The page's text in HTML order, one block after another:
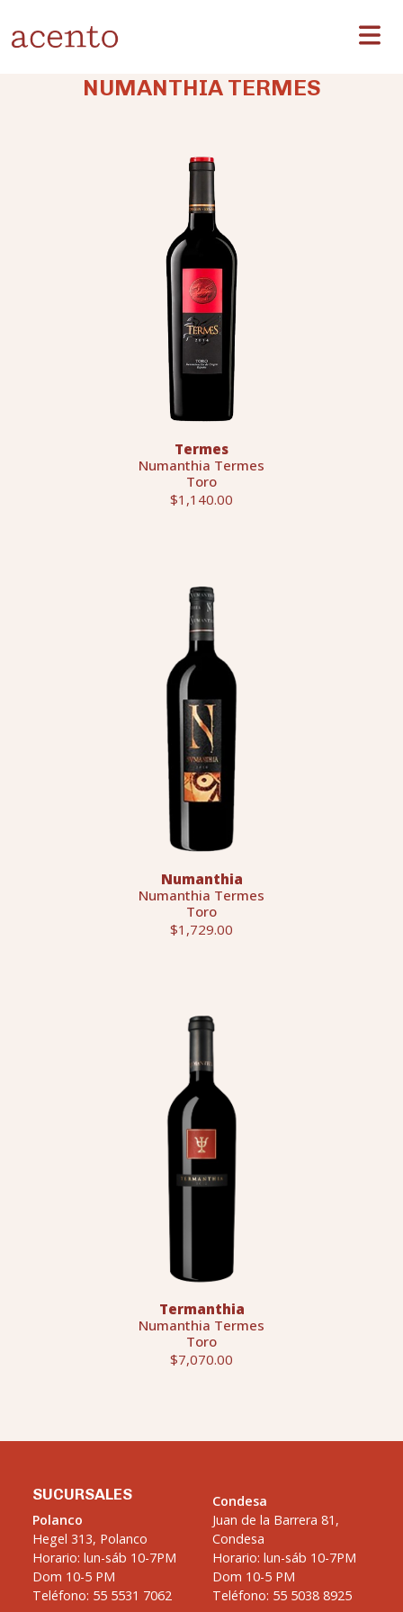
NUMANTHIA TERMES
Termes
Numanthia Termes
Toro
$1,140.00
Numanthia
Numanthia Termes
Toro
$1,729.00
Termanthia
Numanthia Termes
Toro
$7,070.00
SUCURSALES
Polanco
Hegel 313, Polanco
Horario: lun-sáb 10-7PM
Dom 10-5 PM
Teléfono: 55 5531 7062
Condesa
Juan de la Barrera 81,
Condesa
Horario: lun-sáb 10-7PM
Dom 10-5 PM
Teléfono: 55 5038 8925